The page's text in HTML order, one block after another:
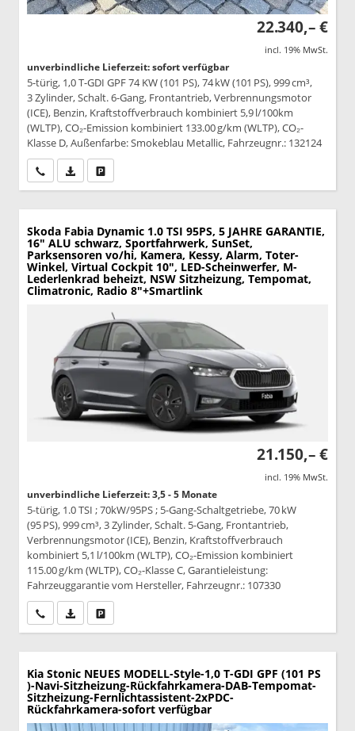
22.340,– €
incl. 19% MwSt.
unverbindliche Lieferzeit: sofort verfügbar
5-türig, 1,0 T-GDI GPF 74 KW (101 PS), 74 kW (101 PS), 999 cm³,
3 Zylinder, Schalt. 6-Gang, Frontantrieb, Verbrennungsmotor
(ICE), Benzin, Kraftstoffverbrauch kombiniert 5,9 l/100km
(WLTP), CO₂-Emission kombiniert 133.00 g/km (WLTP), CO₂-
Klasse D, Außenfarbe: Smokeblau Metallic, Fahrzeugnr.: 132124
Wir rufen Sie anPDF-Datei, Fahrzeugexposé drucken
Skoda Fabia Dynamic 1.0 TSI 95PS, 5 JAHRE GARANTIE,
16" ALU schwarz, Sportfahrwerk, SunSet,
Parksensoren vo/hi, Kamera, Kessy, Alarm, Toter-
Winkel, Virtual Cockpit 10", LED-Scheinwerfer, M-
Lederlenkrad beheizt, NSW Sitzheizung, Tempomat,
Climatronic, Radio 8"+Smartlink
21.150,– €
incl. 19% MwSt.
unverbindliche Lieferzeit: 3,5 - 5 Monate
5-türig, 1.0 TSI ; 70kW/95PS ; 5-Gang-Schaltgetriebe, 70 kW
(95 PS), 999 cm³, 3 Zylinder, Schalt. 5-Gang, Frontantrieb,
Verbrennungsmotor (ICE), Benzin, Kraftstoffverbrauch
kombiniert 5,1 l/100km (WLTP), CO₂-Emission kombiniert
115.00 g/km (WLTP), CO₂-Klasse C, Garantieleistung:
Fahrzeuggarantie vom Hersteller, Fahrzeugnr.: 107330
Wir rufen Sie anPDF-Datei, Fahrzeugexposé drucken
Kia Stonic NEUES MODELL-Style-1,0 T-GDI GPF (101 PS
)-Navi-Sitzheizung-Rückfahrkamera-DAB-Tempomat-
Sitzheizung-Fernlichtassistent-2xPDC-
Rückfahrkamera-sofort verfügbar